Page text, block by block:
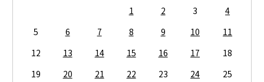
1 2 3
4
5
6 7 8 9 10
11
12
13 14 15 16 17
18
19
20 21 22 23 24
25